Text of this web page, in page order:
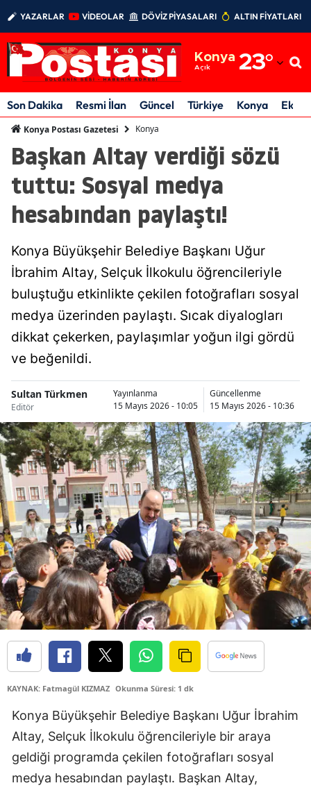
YAZARLAR VİDEOLAR DÖVİZ PİYASALARI ALTIN FİYATLARI
Konya
Açık 23°
Adıyaman
Afyonkarahisar
Amasya
Ankara
Antalya
Aydın
Balıkesir
Bilecik
Bitlis
Bolu
Burdur
Bursa
Çanakkale
Çankırı
Çorum
Denizli
Diyarbakır
Edirne
Elazığ
Erzurum
Eskişehir
Gaziantep
Son Dakika Resmi İlan Güncel Türkiye Konya
Konya Postası Gazetesi Konya
Başkan Altay verdiği sözü
tuttu: Sosyal medya
hesabından paylaştı!
Konya Büyükşehir Belediye Başkanı Uğur
İbrahim Altay, Selçuk İlkokulu öğrencileriyle
buluştuğu etkinlikte çekilen fotoğrafları sosyal
medya üzerinden paylaştı. Sıcak diyalogları
dikkat çekerken, paylaşımlar yoğun ilgi gördü
ve beğenildi.
Sultan Türkmen
Editör
Yayınlanma
15 Mayıs 2026 - 10:05
Güncellenme
15 Mayıs 2026 - 10:36
KAYNAK: Fatmagül KIZMAZ Okunma Süresi: 1 dk
Konya Büyükşehir Belediye Başkanı Uğur İbrahim
Altay, Selçuk İlkokulu öğrencileriyle bir araya
geldiği programda çekilen fotoğrafları sosyal
medya hesabından paylaştı. Başkan Altay,